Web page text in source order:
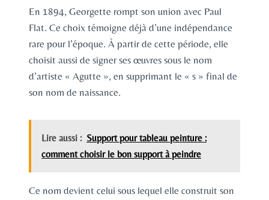
En 1894, Georgette rompt son union avec Paul
Flat. Ce choix témoigne déjà d’une indépendance
rare pour l’époque. À partir de cette période, elle
choisit aussi de signer ses œuvres sous le nom
d’artiste « Agutte », en supprimant le « s » final de
son nom de naissance.
Lire aussi : Support pour tableau peinture :
comment choisir le bon support à peindre
Ce nom devient celui sous lequel elle construit son